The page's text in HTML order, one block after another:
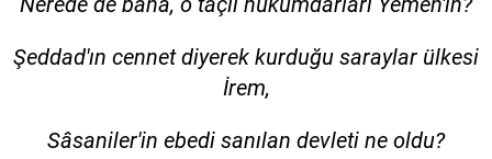
Şeddad'ın cennet diyerek kurduğu saraylar ülkesi
İrem,
Sâsaniler'in ebedi sanılan devleti ne oldu?